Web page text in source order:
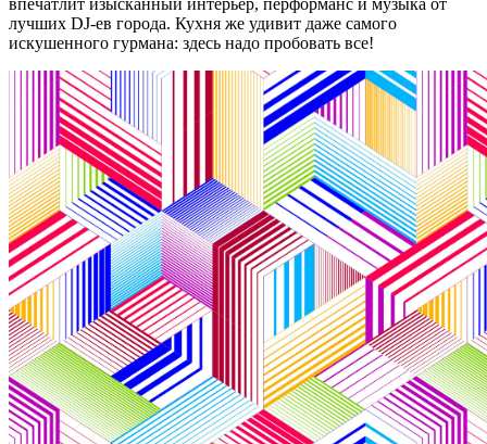
впечатлит изысканный интерьер, перформанс и музыка от
лучших DJ-ев города. Кухня же удивит даже самого
искушенного гурмана: здесь надо пробовать все!